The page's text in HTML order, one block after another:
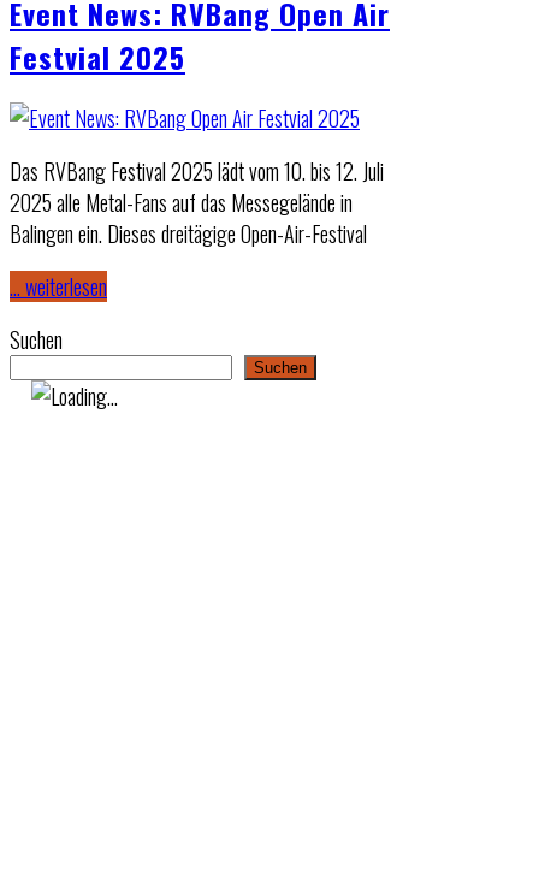
Event News: RVBang Open Air
Festvial 2025
Das RVBang Festival 2025 lädt vom 10. bis 12. Juli
2025 alle Metal-Fans auf das Messegelände in
Balingen ein. Dieses dreitägige Open-Air-Festival
… weiterlesen
Suchen
Suchen